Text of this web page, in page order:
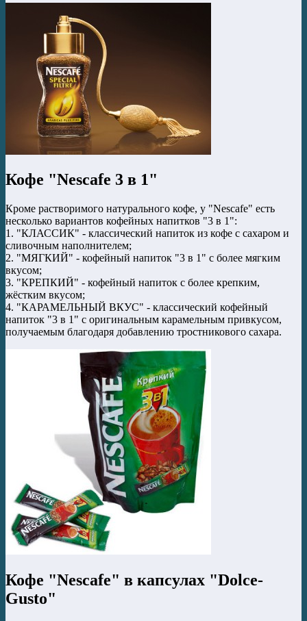
Кофе "Nescafe 3 в 1"
Кроме растворимого натурального кофе, у "Nescafe" есть
несколько вариантов кофейных напитков "3 в 1":
1. "КЛАССИК" - классический напиток из кофе с сахаром и
сливочным наполнителем;
2. "МЯГКИЙ" - кофейный напиток "3 в 1" с более мягким
вкусом;
3. "КРЕПКИЙ" - кофейный напиток с более крепким,
жёстким вкусом;
4. "КАРАМЕЛЬНЫЙ ВКУС" - классический кофейный
напиток "3 в 1" с оригинальным карамельным привкусом,
получаемым благодаря добавлению тростникового сахара.
Кофе "Nescafe" в капсулах "Dolce-
Gusto"